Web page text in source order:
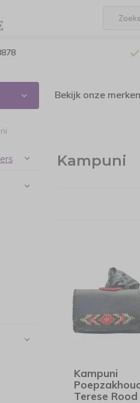
Bekijk onze merken
Kampuni
Kampuni
Terese Rood